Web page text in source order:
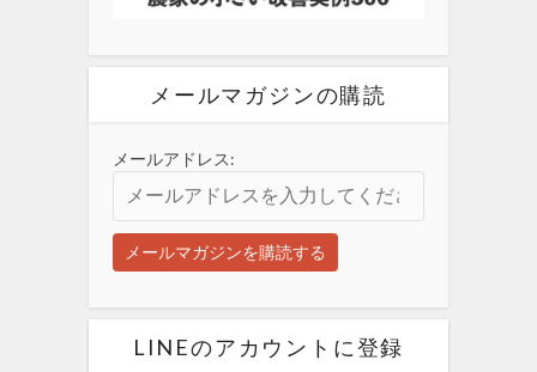
メールマガジンの購読
メールアドレス:
LINEのアカウントに登録